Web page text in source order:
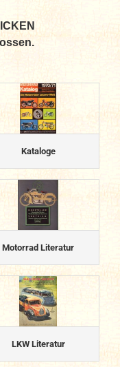
Kataloge
Motorrad Literatur
LKW Literatur